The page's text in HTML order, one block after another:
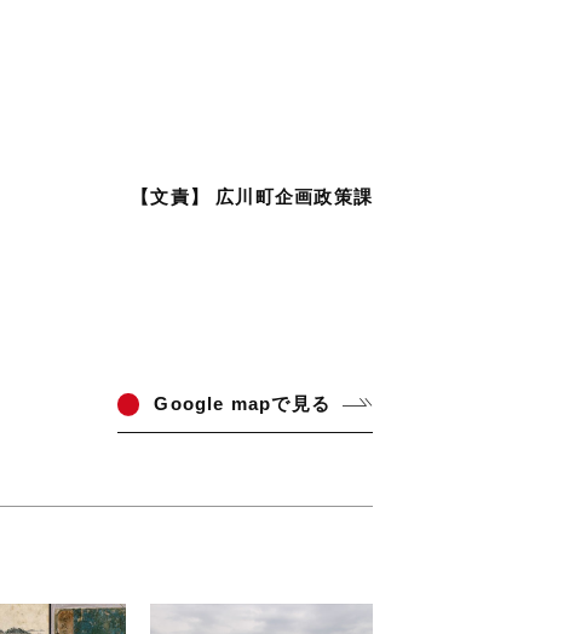
【文責】 広川町企画政策課
Google mapで見る